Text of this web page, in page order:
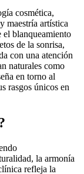
cosmética,
maestría artística
el blanqueamiento
de la sonrisa,
con una atención
naturales como
en torno al
rasgos únicos en
la armonía
refleja la